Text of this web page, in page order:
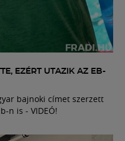
EZÉRT UTAZIK AZ EB-
bajnoki címet szerzett
n is - VIDEÓ!